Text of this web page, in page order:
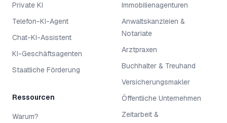
Private KI
Telefon-KI-Agent
Chat-KI-Assistent
KI-Geschäftsagenten
Staatliche Förderung
Ressourcen
Warum?
Immobilienagenturen
Anwaltskanzleien &
Notariate
Arztpraxen
Buchhalter & Treuhand
Versicherungsmakler
Öffentliche Unternehmen
Zeitarbeit &